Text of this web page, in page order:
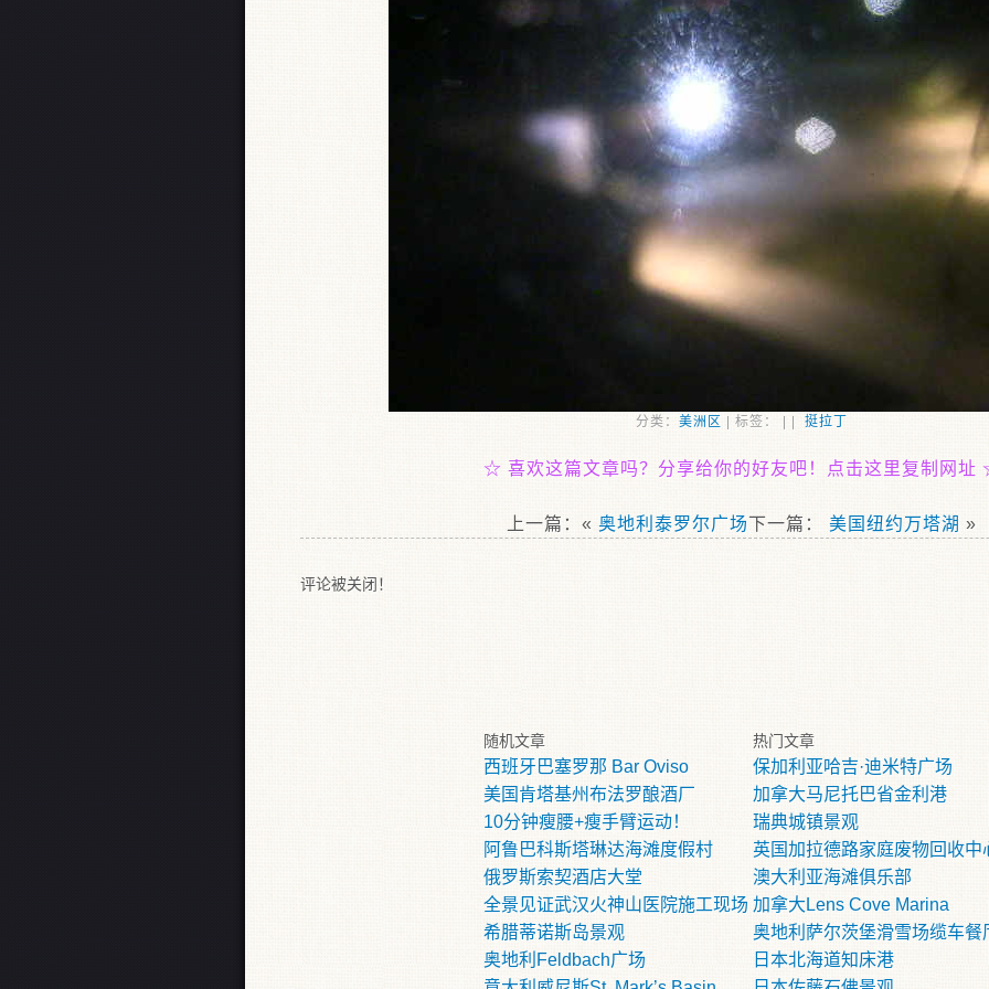
分类： 美洲区 | 标签： | | 挺拉丁
☆ 喜欢这篇文章吗？分享给你的好友吧！点击这里复制网址
上一篇：« 奥地利泰罗尔广场下一篇： 美国纽约万塔湖 »
评论被关闭！
随机文章
西班牙巴塞罗那 Bar Oviso
美国肯塔基州布法罗酿酒厂
10分钟瘦腰+瘦手臂运动！
阿鲁巴科斯塔琳达海滩度假村
俄罗斯索契酒店大堂
全景见证武汉火神山医院施工现场
希腊蒂诺斯岛景观
奥地利Feldbach广场
热门文章
保加利亚哈吉·迪米特广场
加拿大马尼托巴省金利港
瑞典城镇景观
英国加拉德路家庭废物回收中
澳大利亚海滩俱乐部
加拿大Lens Cove Marina
奥地利萨尔茨堡滑雪场缆车餐
日本北海道知床港